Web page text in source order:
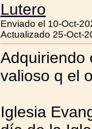
Lutero
Enviado el 10-Oct-
Actualizado 25-Oct-
Adquiriendo
valioso q el
Iglesia